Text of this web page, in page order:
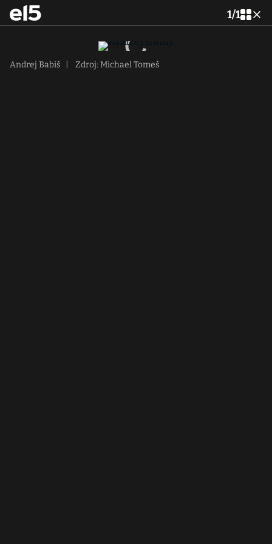
1/1
Andrej Babiš Zdroj: Michael Tomeš